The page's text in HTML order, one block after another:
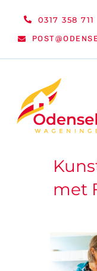
0317 358 711
WELKOM
ORGANISATIE
met